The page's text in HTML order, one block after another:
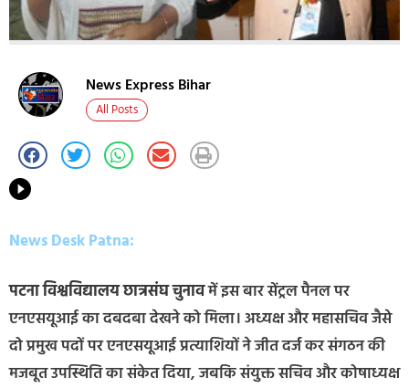
News Express Bihar
All Posts
News Desk Patna:
पटना विश्वविद्यालय छात्रसंघ चुनावमें इस बार सेंट्रल पैनल पर
एनएसयूआई का दबदबा देखने को मिला। अध्यक्ष और महासचिव जैसे
दो प्रमुख पदों पर एनएसयूआई प्रत्याशियों ने जीत दर्ज कर संगठन की
मजबूत उपस्थिति का संकेत दिया, जबकि संयुक्त सचिव और कोषाध्यक्ष